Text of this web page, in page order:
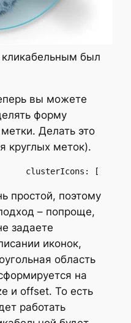
был
вы можете
форму
Делать это
круглых меток).
clusterIcons: [
простой, поэтому
– попроще,
задаете
иконок,
область
на
и offset. То есть
работать